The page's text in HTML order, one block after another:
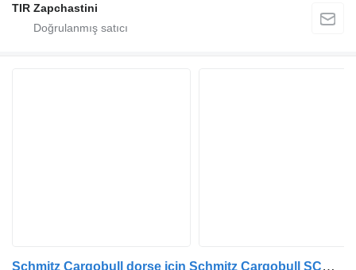
TIR Zapchastini
Schmitz Cargobull dorse için Schmitz Cargobull SCB9010/9 H43S2. SCB. AK. AW 10442868 aks